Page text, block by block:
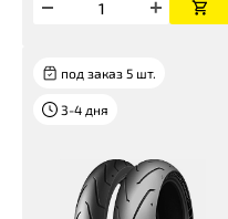
под заказ 5 шт.
3-4 дня